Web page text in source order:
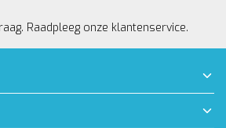
Raadpleeg onze klantenservice.